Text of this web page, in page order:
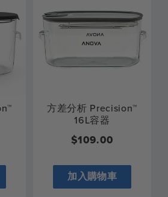
方差分析 Precision™
16L容器
常
價
格
$109.00
加入購物車